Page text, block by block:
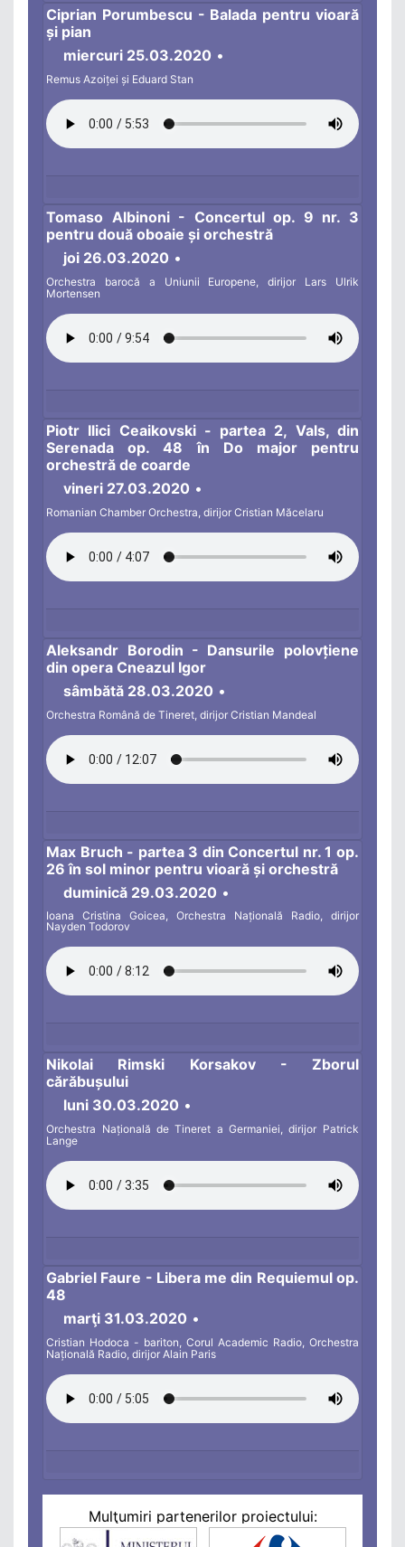
Ciprian Porumbescu - Balada pentru vioară
și pian
miercuri 25.03.2020 •
Remus Azoiței și Eduard Stan
Tomaso Albinoni - Concertul op. 9 nr. 3
pentru două oboaie și orchestră
joi 26.03.2020 •
Orchestra barocă a Uniunii Europene, dirijor Lars Ulrik
Mortensen
Piotr Ilici Ceaikovski - partea 2, Vals, din
Serenada op. 48 în Do major pentru
orchestră de coarde
vineri 27.03.2020 •
Romanian Chamber Orchestra, dirijor Cristian Măcelaru
Aleksandr Borodin - Dansurile polovțiene
din opera Cneazul Igor
sâmbătă 28.03.2020 •
Orchestra Română de Tineret, dirijor Cristian Mandeal
Max Bruch - partea 3 din Concertul nr. 1 op.
26 în sol minor pentru vioară și orchestră
duminică 29.03.2020 •
Ioana Cristina Goicea, Orchestra Națională Radio, dirijor
Nayden Todorov
Nikolai Rimski Korsakov - Zborul
cărăbușului
luni 30.03.2020 •
Orchestra Națională de Tineret a Germaniei, dirijor Patrick
Lange
Gabriel Faure - Libera me din Requiemul op.
48
marţi 31.03.2020 •
Cristian Hodoca - bariton, Corul Academic Radio, Orchestra
Națională Radio, dirijor Alain Paris
Mulţumiri partenerilor proiectului: